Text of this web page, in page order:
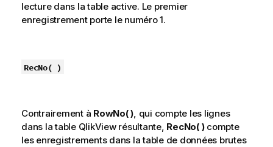
lecture dans la table active. Le premier
enregistrement porte le numéro 1.
RecNo( )
Contrairement à RowNo( ), qui compte les lignes
dans la table QlikViewrésultante, RecNo( )compte
les enregistrements dans la table de données brutes